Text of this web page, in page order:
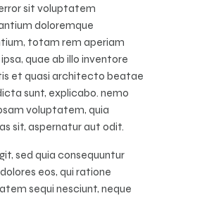
sit voluptatem
doloremque
totam rem aperiam
quae ab illo inventore
et quasi architecto beatae
sunt, explicabo. nemo
voluptatem, quia
sit, aspernatur aut odit.
sed quia consequuntur
eos, qui ratione
sequi nesciunt, neque